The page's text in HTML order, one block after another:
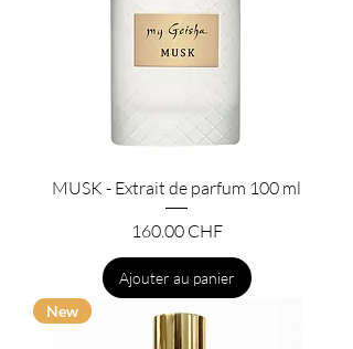
MUSK - Extrait de parfum 100 ml
Prix
160.00 CHF
Ajouter au panier
New